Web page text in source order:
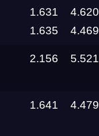
1.631 4.620
1.635 4.469
2.156 5.521
1.641 4.479